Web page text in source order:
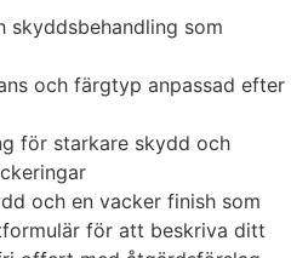
skyddsbehandling som
och färgtyp anpassad efter
för starkare skydd och
och en vacker finish som
för att beskriva ditt